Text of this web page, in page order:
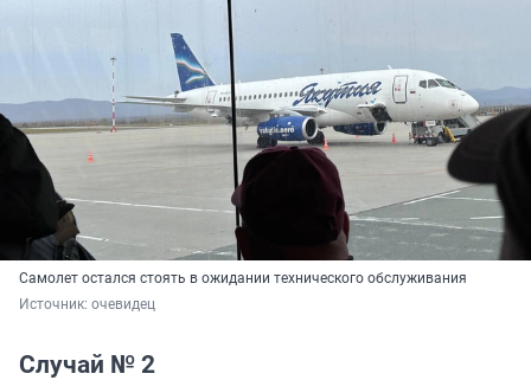
Самолет остался стоять в ожидании технического обслуживания
Источник: очевидец
Случай № 2